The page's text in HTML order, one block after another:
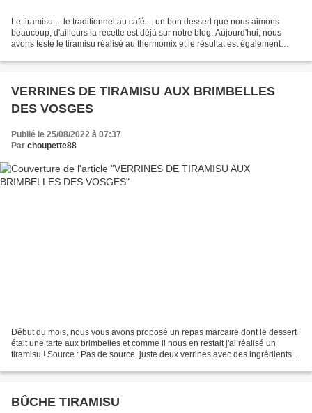
Le tiramisu ... le traditionnel au café ... un bon dessert que nous aimons
beaucoup, d'ailleurs la recette est déjà sur notre blog. Aujourd'hui, nous
avons testé le tiramisu réalisé au thermomix et le résultat est également
VERRINES DE TIRAMISU AUX BRIMBELLES
DES VOSGES
Publié le 25/08/2022 à 07:37
Par choupette88
Début du mois, nous vous avons proposé un repas marcaire dont le dessert
était une tarte aux brimbelles et comme il nous en restait j'ai réalisé un
tiramisu ! Source : Pas de source, juste deux verrines avec des ingrédients
BÛCHE TIRAMISU